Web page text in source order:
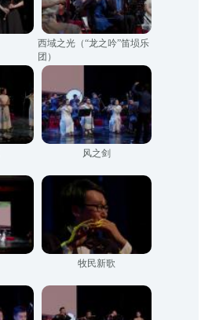
西域之光（“龙之吟”笛埙乐
团）
风之剑
牧民新歌